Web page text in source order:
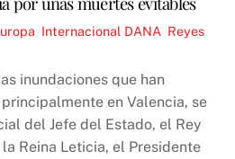
Internacional DANA Reyes
inundaciones que han
en Valencia, se
del Jefe del Estado, el Rey
Reina Leticia, el Presidente